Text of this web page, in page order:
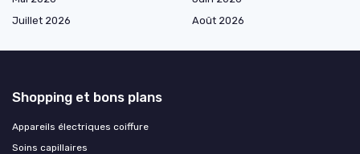
Juillet 2026
Août 2026
Shopping et bons plans
Appareils électriques coiffure
Soins capillaires